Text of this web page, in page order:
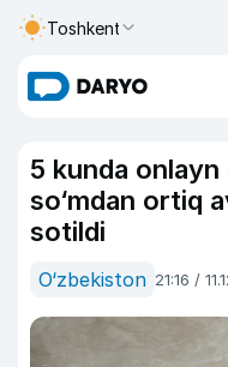
Toshkent
5 kunda
so‘mdan ortiq
sotildi
O‘zbekiston 21:16 /